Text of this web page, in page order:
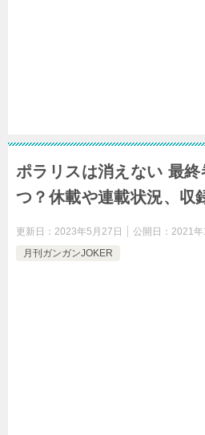
ポラリスは消えない 最
つ？休載や連載状況、収
更新日： 2023年5月27日 公開日： 2021年
月刊ガンガンJOKER